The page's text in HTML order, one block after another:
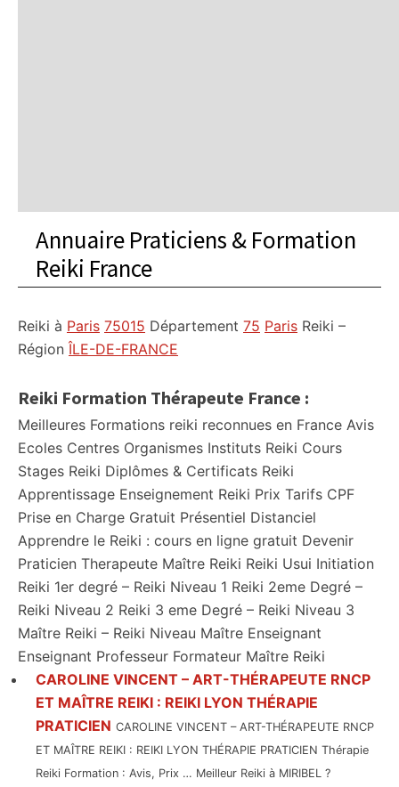
Annuaire Praticiens & Formation
Reiki France
Reiki à Paris 75015 Département 75 Paris Reiki –
Région ÎLE-DE-FRANCE
Reiki Formation Thérapeute France :
Meilleures Formations reiki reconnues en France Avis
Ecoles Centres Organismes Instituts Reiki Cours
Stages Reiki Diplômes & Certificats Reiki
Apprentissage Enseignement Reiki Prix Tarifs CPF
Prise en Charge Gratuit Présentiel Distanciel
Apprendre le Reiki : cours en ligne gratuit Devenir
Praticien Therapeute Maître Reiki Reiki Usui Initiation
Reiki 1er degré – Reiki Niveau 1 Reiki 2eme Degré –
Reiki Niveau 2 Reiki 3 eme Degré – Reiki Niveau 3
Maître Reiki – Reiki Niveau Maître Enseignant
Enseignant Professeur Formateur Maître Reiki
CAROLINE VINCENT – ART-THÉRAPEUTE RNCP
ET MAÎTRE REIKI : REIKI LYON THÉRAPIE
PRATICIEN CAROLINE VINCENT – ART-THÉRAPEUTE RNCP
ET MAÎTRE REIKI : REIKI LYON THÉRAPIE PRATICIEN Thérapie
Reiki Formation : Avis, Prix … Meilleur Reiki à MIRIBEL ?